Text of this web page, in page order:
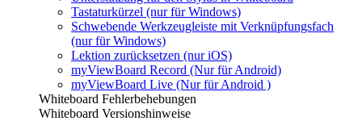
Tastaturkürzel (nur für Windows)
Schwebende Werkzeugleiste mit Verknüpfungsfach
(nur für Windows)
Lektion zurücksetzen (nur iOS)
myViewBoard Record (Nur für Android)
myViewBoard Live (Nur für Android )
Whiteboard Fehlerbehebungen
Whiteboard Versionshinweise